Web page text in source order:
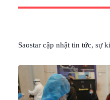
Saostar cập nhật tin tức, sự